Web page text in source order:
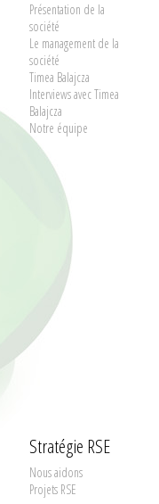
Présentation de la
société
Le management de la
société
Timea Balajcza
Interviews avec Timea
Balajcza
Notre équipe
Stratégie RSE
Nous aidons
Projets RSE